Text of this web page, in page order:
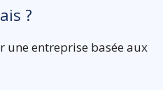
?
une entreprise basée aux